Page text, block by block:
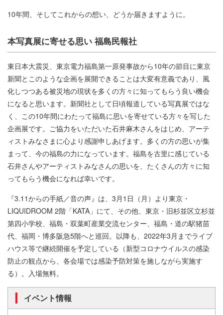
10年間、そしてこれからの想い、どうか届きますように。
本写真展に寄せる思い 福島民報社
東日本大震災、東京電力福島第一原発事故から10年の節目に東京
新聞とこのような企画を展開できることは大変有意義であり、風
化しつつある被災地の現状を多くの方々に知ってもらう良い機会
になると思います。新聞社として日頃報道している写真展ではな
く、この10年間にわたって福島に思いを寄せている方々を写した
企画展です。ご協力をいただいた石井麻木さんをはじめ、アーテ
ィストみなさまに心より感謝申しあげます。多くの方の思いが集
まって、今の福島の力になっています。福島を古里に感じている
石井さんやアーティストみなさんの思いを、たくさんの方々に知
ってもらう機会になれば幸いです。
『3.11からの手紙／音の声』は、3月1日（月）より東京・
LIQUIDROOM 2階「KATA」にて、その他、東京・旧杉並区立杉並
第四小学校、福島・双葉町産業交流センター、福島・道の駅猪苗
代、福岡・博多阪急5階へと巡回。以降も、2022年3月までライブ
ハウス等で継続開催を予定している（新型コロナウイルスの感染
防止の観点から、各会場では感染予防対策を施しながら実施す
る）。入場無料。
イベント情報